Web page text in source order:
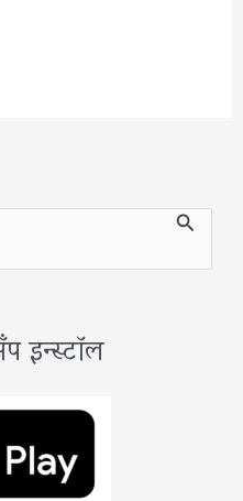
इन्स्टॉल